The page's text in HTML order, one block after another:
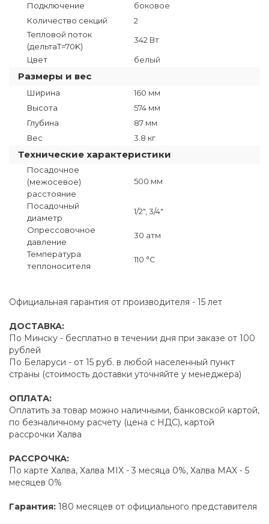
Подключение
боковое
Количество секций
2
Тепловой поток
(дельтаT=70K)
342 Вт
Цвет белый
Размеры и вес
Ширина
160 мм
Высота
574 мм
Глубина
87 мм
Вес
3.8 кг
Технические характеристики
Посадочное
(межосевое)
расстояние
500 мм
Посадочный
диаметр
1/2", 3/4"
Опрессовочное
давление
30 атм
Температура
теплоносителя
110 °C
Официальная гарантия от производителя - 15 лет
ДОСТАВКА:
По Минску - бесплатно в течении дня при заказе от 100
рублей
По Беларуси - от 15 руб. в любой населенный пункт
страны (стоимость доставки уточняйте у менеджера)
ОПЛАТА:
Оплатить за товар можно наличными, банковской картой,
по безналичному расчету (цена с НДС), картой
рассрочки Халва
РАССРОЧКА:
По карте Халва, Халва MIX - 3 месяца 0%, Халва MAX - 5
месяцев 0%
Гарантия: 180 месяцев от официального представителя